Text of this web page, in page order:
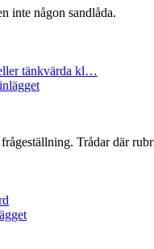
inte någon sandlåda.
tänkvärda kl…
Trådar där